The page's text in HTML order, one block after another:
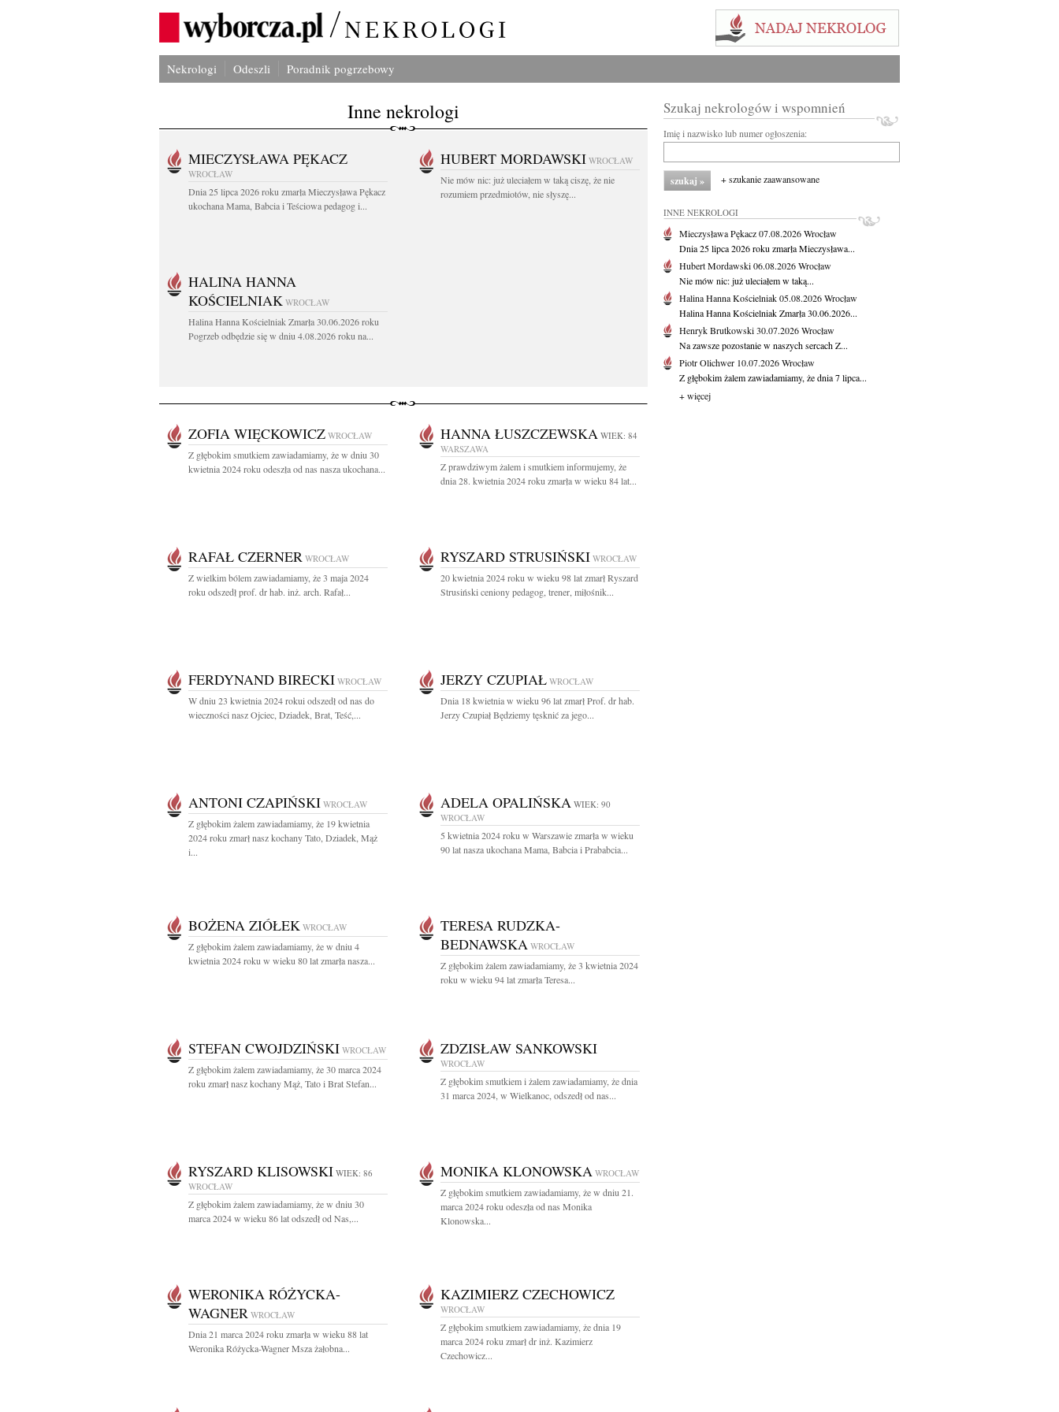
Nekrologi Odeszli Poradnik pogrzebowy
Inne nekrologi
MIECZYSŁAWA PĘKACZ
WROCŁAW
Dnia 25 lipca 2026 roku zmarła Mieczysława Pękacz
ukochana Mama, Babcia i Teściowa pedagog i...
HUBERT MORDAWSKI WROCŁAW
Nie mów nic: już uleciałem w taką ciszę, że nie
rozumiem przedmiotów, nie słyszę...
HALINA HANNA
KOŚCIELNIAK WROCŁAW
Halina Hanna Kościelniak Zmarła 30.06.2026 roku
Pogrzeb odbędzie się w dniu 4.08.2026 roku na...
ZOFIA WIĘCKOWICZ WROCŁAW
Z głębokim smutkiem zawiadamiamy, że w dniu 30
kwietnia 2024 roku odeszła od nas nasza ukochana...
HANNA ŁUSZCZEWSKA WIEK: 84
WARSZAWA
Z prawdziwym żalem i smutkiem informujemy, że
dnia 28. kwietnia 2024 roku zmarła w wieku 84 lat...
RAFAŁ CZERNER WROCŁAW
Z wielkim bólem zawiadamiamy, że 3 maja 2024
roku odszedł prof. dr hab. inż. arch. Rafał...
RYSZARD STRUSIŃSKI WROCŁAW
20 kwietnia 2024 roku w wieku 98 lat zmarł Ryszard
Strusiński ceniony pedagog, trener, miłośnik...
FERDYNAND BIRECKI WROCŁAW
W dniu 23 kwietnia 2024 rokui odszedł od nas do
wieczności nasz Ojciec, Dziadek, Brat, Teść,...
JERZY CZUPIAŁ WROCŁAW
Dnia 18 kwietnia w wieku 96 lat zmarł Prof. dr hab.
Jerzy Czupiał Będziemy tęsknić za jego...
ANTONI CZAPIŃSKI WROCŁAW
Z głębokim żalem zawiadamiamy, że 19 kwietnia
2024 roku zmarł nasz kochany Tato, Dziadek, Mąż
i...
ADELA OPALIŃSKA WIEK: 90
WROCŁAW
5 kwietnia 2024 roku w Warszawie zmarła w wieku
90 lat nasza ukochana Mama, Babcia i Prababcia...
BOŻENA ZIÓŁEK WROCŁAW
Z głębokim żalem zawiadamiamy, że w dniu 4
kwietnia 2024 roku w wieku 80 lat zmarła nasza...
TERESA RUDZKA-
BEDNAWSKA WROCŁAW
Z głębokim żalem zawiadamiamy, że 3 kwietnia 2024
roku w wieku 94 lat zmarła Teresa...
STEFAN CWOJDZIŃSKI WROCŁAW
Z głębokim żalem zawiadamiamy, że 30 marca 2024
roku zmarł nasz kochany Mąż, Tato i Brat Stefan...
ZDZISŁAW SANKOWSKI
WROCŁAW
Z głębokim smutkiem i żalem zawiadamiamy, że dnia
31 marca 2024, w Wielkanoc, odszedł od nas...
RYSZARD KLISOWSKI WIEK: 86
WROCŁAW
Z głębokim żalem zawiadamiamy, że w dniu 30
marca 2024 w wieku 86 lat odszedł od Nas,...
MONIKA KLONOWSKA WROCŁAW
Z głębokim smutkiem zawiadamiamy, że w dniu 21.
marca 2024 roku odeszła od nas Monika
Klonowska...
WERONIKA RÓŻYCKA-
WAGNER WROCŁAW
Dnia 21 marca 2024 roku zmarła w wieku 88 lat
Weronika Różycka-Wagner Msza żałobna...
KAZIMIERZ CZECHOWICZ
WROCŁAW
Z głębokim smutkiem zawiadamiamy, że dnia 19
marca 2024 roku zmarł dr inż. Kazimierz
Czechowicz...
Szukaj nekrologów i wspomnień
Imię i nazwisko lub numer ogłoszenia:
+ szukanie zaawansowane
INNE NEKROLOGI
Mieczysława Pękacz07.08.2026Wrocław
Dnia 25 lipca 2026 roku zmarła Mieczysława...
Hubert Mordawski06.08.2026Wrocław
Nie mów nic: już uleciałem w taką...
Halina Hanna Kościelniak05.08.2026Wrocław
Halina Hanna Kościelniak Zmarła 30.06.2026...
Henryk Brutkowski30.07.2026Wrocław
Na zawsze pozostanie w naszych sercach Z...
Piotr Olichwer 10.07.2026Wrocław
Z głębokim żalem zawiadamiamy, że dnia 7 lipca...
+ więcej